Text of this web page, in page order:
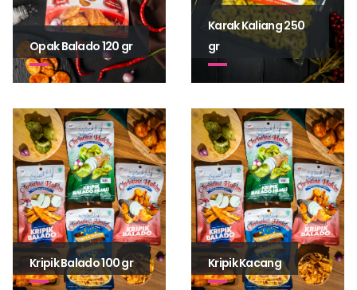
Opak Balado 120 gr
Karak Kaliang 250
gr
Kripik Balado 100 gr Kripik Kacang